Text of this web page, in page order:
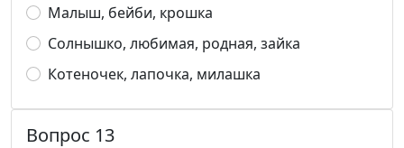
Малыш, бейби, крошка
Солнышко, любимая, родная, зайка
Котеночек, лапочка, милашка
Вопрос 13